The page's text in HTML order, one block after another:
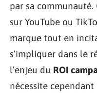
par sa
sur YouTube ou
marque tout en
s’impliquer dans le
l’enjeu du ROI
nécessite